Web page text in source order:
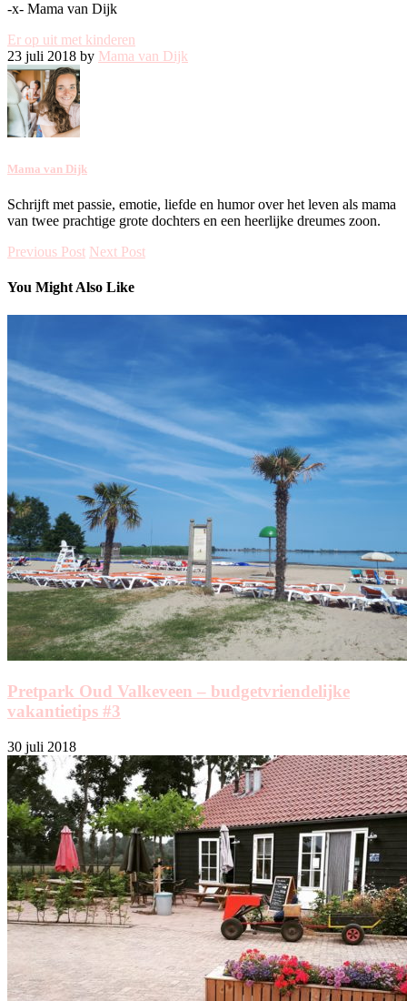
-x- Mama van Dijk
Er op uit met kinderen
23 juli 2018 by Mama van Dijk
Mama van Dijk
Schrijft met passie, emotie, liefde en humor over het leven als mama
van twee prachtige grote dochters en een heerlijke dreumes zoon.
Previous Post Next Post
You Might Also Like
Pretpark Oud Valkeveen – budgetvriendelijke
vakantietips #3
30 juli 2018